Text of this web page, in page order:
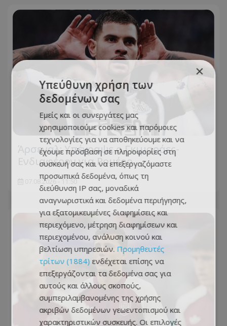
Άρσεναλ: Υπέγραψε ο Γκιμαράες-
Ενδιαφέρον για Ρομέρο
07.08.2026 - 11:50
×
Υπεύθυνη χρήση των
δεδομένων σας
Εμείς και οι συνεργάτες μας
χρησιμοποιούμε cookies και παρόμοιες
τεχνολογίες για να αποθηκεύουμε και να
έχουμε πρόσβαση σε πληροφορίες στη
συσκευή σας και να επεξεργαζόμαστε
προσωπικά δεδομένα, όπως τη
διεύθυνση IP σας, μοναδικά
αναγνωριστικά και δεδομένα περιήγησης,
για εξατομικευμένες διαφημίσεις και
περιεχόμενο, μέτρηση διαφημίσεων και
περιεχομένου, ανάλυση κοινού και
βελτίωση υπηρεσιών. Προμηθευτές
τρίτων (1884) ενδέχεται επίσης να
επεξεργάζονται τα δεδομένα σας για
αυτούς και άλλους σκοπούς,
συμπεριλαμβανομένης της χρήσης
ακριβών δεδομένων γεωεντοπισμού και
χαρακτηριστικών συσκευής. Οι επιλογές